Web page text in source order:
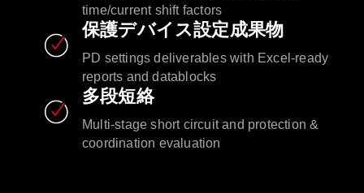
time/current shift factors
保護デバイス設定成果物
PD settings deliverables with Excel-ready
reports and datablocks
多段短絡
Multi-stage short circuit and protection &
coordination evaluation